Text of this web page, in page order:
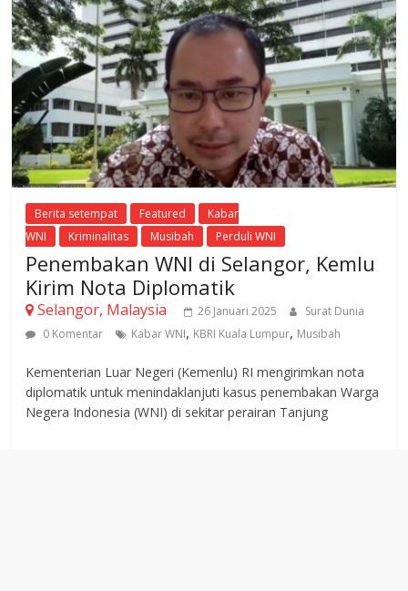
Berita setempat Featured
Kabar
WNI
Kriminalitas Musibah Perduli WNI
Penembakan WNI di Selangor, Kemlu
Kirim Nota Diplomatik
Selangor, Malaysia 26 Januari 2025
Surat Dunia
0 Komentar
Kabar WNI, KBRI Kuala Lumpur, Musibah
Kementerian Luar Negeri (Kemenlu) RI mengirimkan nota
diplomatik untuk menindaklanjuti kasus penembakan Warga
Negera Indonesia (WNI) di sekitar perairan Tanjung